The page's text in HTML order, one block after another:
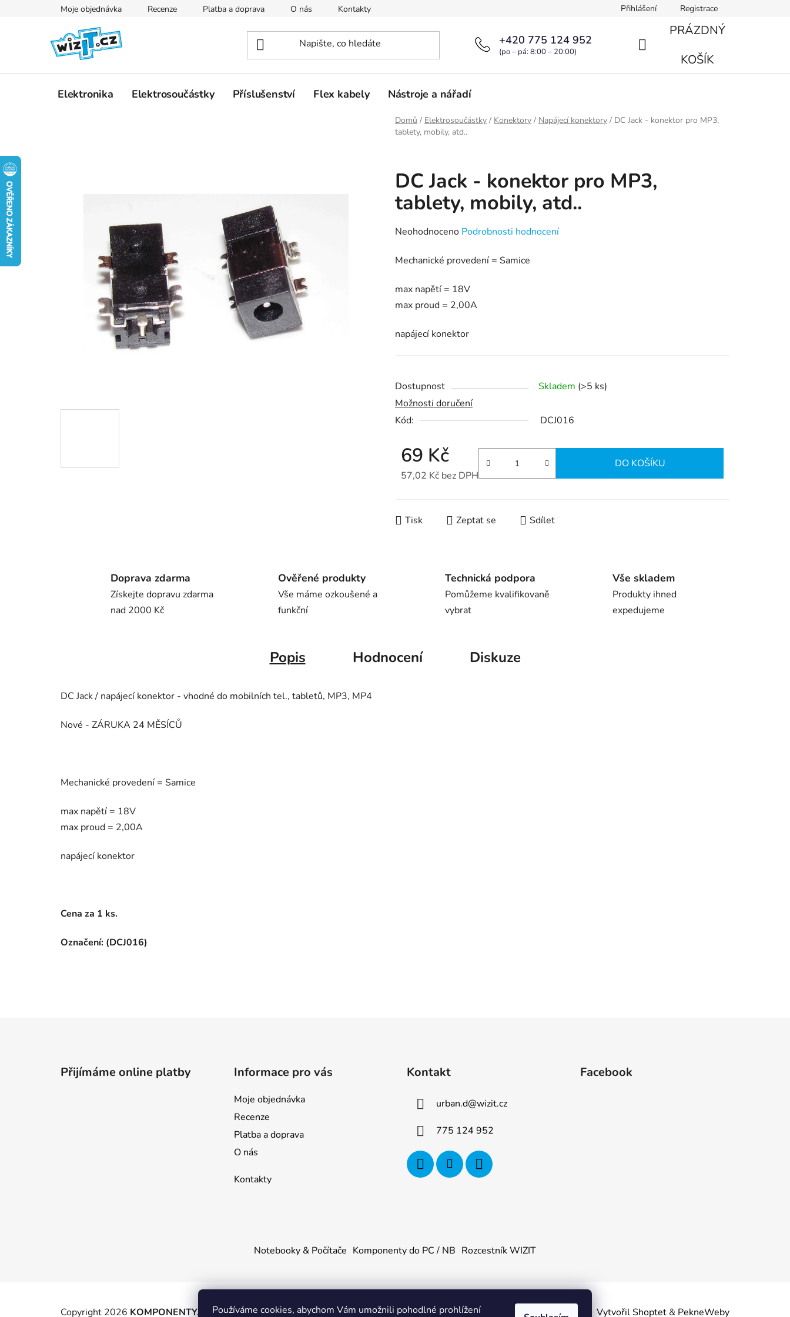
Používáme cookies, abychom Vám umožnili pohodlné prohlížení
Moje objednávka Recenze Platba a doprava O nás Kontakty Přihlášení Registrace
+420 775 124 952
(po – pá: 8:00 – 20:00)
NÁKUPNÍ
PRÁZDNÝ
KOŠÍK
Elektronika Elektrosoučástky Příslušenství Flex kabely Nástroje a nářadí
Domů / Elektrosoučástky / Konektory / Napájecí konektory / DC Jack - konektor pro MP3,
tablety, mobily, atd..
DC Jack - konektor pro MP3,
tablety, mobily, atd..
Průměrné
produktu
0,0
z
hvězdiček.
Neohodnoceno Podrobnosti hodnocení
Mechanické provedení = Samice
max napětí = 18V
max proud = 2,00A
napájecí konektor
Dostupnost Skladem (>5 ks)
Možnosti doručení
Kód:
DCJ016
69 Kč
57,02 Kč bez DPH
DO KOŠÍKU
Tisk Zeptat se Sdílet
Doprava zdarma
Získejte dopravu zdarma
nad 2000 Kč
Ověřené produkty
Vše máme ozkoušené a
funkční
Technická podpora
Pomůžeme kvalifikovaně
vybrat
Vše skladem
Produkty ihned
expedujeme
Popis Hodnocení Diskuze
DC Jack / napájecí konektor - vhodné do mobilních tel., tabletů, MP3, MP4
Nové - ZÁRUKA 24 MĚSÍCŮ
Mechanické provedení = Samice
max napětí = 18V
max proud = 2,00A
napájecí konektor
Cena za 1 ks.
Označení: (DCJ016)
Přijímáme online platby Informace pro vás
Moje objednávka
Recenze
Platba a doprava
O nás
Kontakty
Kontakt
urban.d@wizit.cz
775 124 952
Facebook
Notebooky & Počítače Komponenty do PC / NB Rozcestník WIZIT
Vytvořil Shoptet & PekneWeby
Copyright 2026 KOMPONENTY.NET / WIZIT.EU. Všechna práva vyhrazena.|Obchodní podmínky|Ochrana osobních